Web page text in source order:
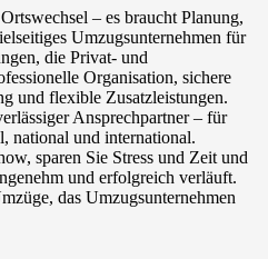
– es braucht Planung,
Umzugsunternehmen für
die Privat- und
Organisation, sichere
und flexible Zusatzleistungen.
Ansprechpartner – für
national und international.
sparen Sie Stress und Zeit und
und erfolgreich verläuft.
das Umzugsunternehmen